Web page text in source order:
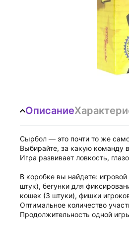
Описание
Сырбол — это почти то же
Выбирайте, за какую команду
Игра развивает ловкость,
В коробке вы найдете:
штук), бегунки для
кошек (3 штуки), фишки
Оптимальное количество
Продолжительность одной